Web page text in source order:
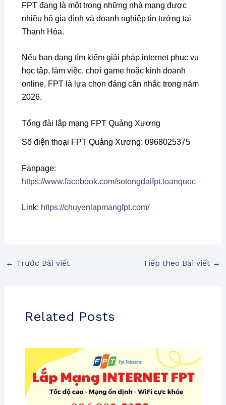
FPT đang là một trong những nhà mạng được
nhiều hộ gia đình và doanh nghiệp tin tưởng tại
Thanh Hóa.
Nếu bạn đang tìm kiếm giải pháp internet phục vụ
học tập, làm việc, chơi game hoặc kinh doanh
online, FPT là lựa chọn đáng cân nhắc trong năm
2026.
Tổng đài lắp mạng FPT Quảng Xương
Số điện thoại FPT Quảng Xương: 0968025375
Fanpage:
https://www.facebook.com/sotongdaifpt.toanquoc
Link: https://chuyenlapmangfpt.com/
← Trước Bài viết Tiếp theo Bài viết →
Related Posts